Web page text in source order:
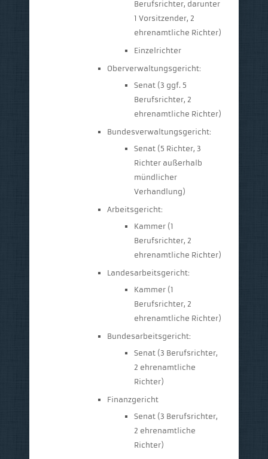
Berufsrichter, darunter
1 Vorsitzender, 2
ehrenamtliche Richter)
Einzelrichter
Oberverwaltungsgericht:
Senat (3 ggf. 5
Berufsrichter, 2
ehrenamtliche Richter)
Bundesverwaltungsgericht:
Senat (5 Richter, 3
Richter außerhalb
mündlicher
Verhandlung)
Arbeitsgericht:
Kammer (1
Berufsrichter, 2
ehrenamtliche Richter)
Landesarbeitsgericht:
Kammer (1
Berufsrichter, 2
ehrenamtliche Richter)
Bundesarbeitsgericht:
Senat (3 Berufsrichter,
2 ehrenamtliche
Richter)
Finanzgericht
Senat (3 Berufsrichter,
2 ehrenamtliche
Richter)